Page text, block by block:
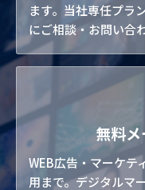
ます。当社専任プラ
にご相談・お問い合
無料
WEB広告・マーケテ
用まで。デジタルマ